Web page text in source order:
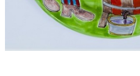
Quadri e Pannelli per Pareti
Scatole
Portatovaglioli
Sale e Pepe - Olio e Aceto
De Simone per Giusina
Secchielli Portaghiaccio
Secchielli Portaghiaccio